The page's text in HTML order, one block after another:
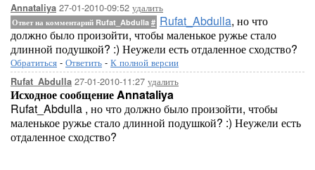
Annataliya 27-01-2010-09:52 удалить
Ответ на комментарий Rufat_Abdulla # Rufat_Abdulla, но что
должно было произойти, чтобы маленькое ружье стало
длинной подушкой? :) Неужели есть отдаленное сходство?
Обратиться - Ответить - К полной версии
Rufat_Abdulla 27-01-2010-11:27 удалить
Исходное сообщение Annataliya
Rufat_Abdulla , но что должно было произойти, чтобы
маленькое ружье стало длинной подушкой? :) Неужели есть
отдаленное сходство?